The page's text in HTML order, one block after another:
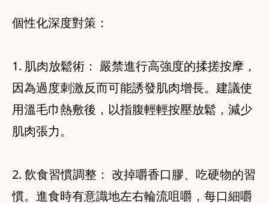
個性化深度對策：
1. 肌肉放鬆術： 嚴禁進行高強度的揉搓按摩，
因為過度刺激反而可能誘發肌肉增長。建議使
用溫毛巾熱敷後，以指腹輕輕按壓放鬆，減少
肌肉張力。
2. 飲食習慣調整： 改掉嚼香口膠、吃硬物的習
慣。進食時有意識地左右輪流咀嚼，每口細嚼